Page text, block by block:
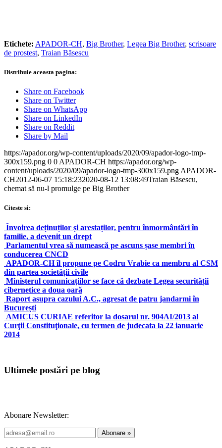
Etichete: APADOR-CH, Big Brother, Legea Big Brother, scrisoare
de prostest, Traian Băsescu
Distribuie aceasta pagina:
Share on Facebook
Share on Twitter
Share on WhatsApp
Share on LinkedIn
Share on Reddit
Share by Mail
https://apador.org/wp-content/uploads/2020/09/apador-logo-tmp-
300x159.png 0 0 APADOR-CH https://apador.org/wp-
content/uploads/2020/09/apador-logo-tmp-300x159.png APADOR-
CH2012-06-07 15:18:232020-08-12 13:08:49Traian Băsescu,
chemat să nu-l promulge pe Big Brother
Citeste si:
Învoirea deținuților și arestaților, pentru înmormântări în
familie, a devenit un drept
Parlamentul vrea să numească pe ascuns șase membri în
conducerea CNCD
APADOR-CH îl propune pe Codru Vrabie ca membru al CSM
din partea societății civile
Ministerul comunicațiilor se face că dezbate Legea securității
cibernetice a doua oară
Raport asupra cazului A.C., agresat de patru jandarmi în
București
AMICUS CURIAE referitor la dosarul nr. 904AI/2013 al
Curţii Constituţionale, cu termen de judecata la 22 ianuarie
2014
Ultimele postări pe blog
Abonare Newsletter: